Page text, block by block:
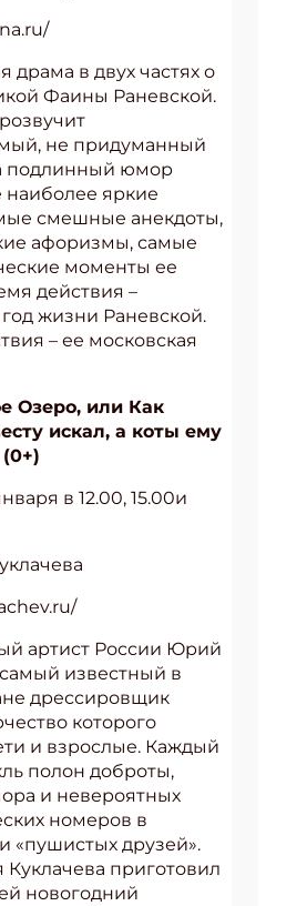
драма в двух частях о
Фаины Раневской.
не придуманный
подлинный юмор
наиболее яркие
смешные анекдоты,
афоризмы, самые
моменты ее
действия –
жизни Раневской.
– ее московская
Озеро, или Как
искал, а коты ему
в 12.00, 15.00и
артист России Юрий
самый известный в
дрессировщик
которого
и взрослые. Каждый
полон доброты,
и невероятных
номеров в
«пушистых друзей».
приготовил
новогодний